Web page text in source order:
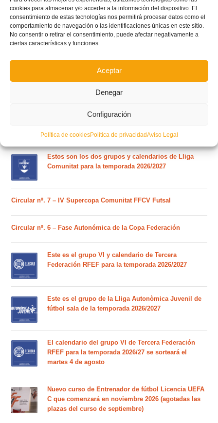
cookies para almacenar y/o acceder a la información del dispositivo. El
consentimiento de estas tecnologías nos permitirá procesar datos como el
comportamiento de navegación o las identificaciones únicas en este sitio.
No consentir o retirar el consentimiento, puede afectar negativamente a
ciertas características y funciones.
Aceptar
Denegar
Configuración
Política de cookiesPolítica de privacidadAviso Legal
Ferran Torres se da un baño de masas y se convierte
Estos son los dos grupos y calendarios de Lliga
Comunitat para la temporada 2026/2027
Circular nº. 7 – IV Supercopa Comunitat FFCV Futsal
Circular nº. 6 – Fase Autonómica de la Copa Federación
Este es el grupo VI y calendario de Tercera
Federación RFEF para la temporada 2026/2027
Este es el grupo de la Lliga Autonòmica Juvenil de
fútbol sala de la temporada 2026/2027
El calendario del grupo VI de Tercera Federación
RFEF para la temporada 2026/27 se sorteará el
martes 4 de agosto
Nuevo curso de Entrenador de fútbol Licencia UEFA
C que comenzará en noviembre 2026 (agotadas las
plazas del curso de septiembre)